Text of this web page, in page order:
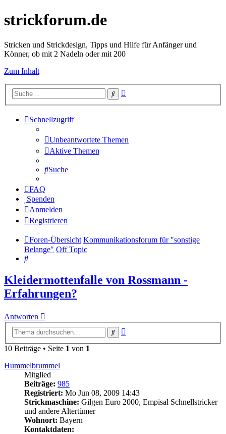
strickforum.de
Stricken und Strickdesign, Tipps und Hilfe für Anfänger und
Könner, ob mit 2 Nadeln oder mit 200
Zum Inhalt
Suche
Schnellzugriff
Unbeantwortete Themen
Aktive Themen
Suche
FAQ
Spenden
Anmelden
Registrieren
Foren-Übersicht Kommunikationsforum für "sonstige
Belange" Off Topic
Suche
Kleidermottenfalle von Rossmann -
Erfahrungen?
Antworten
Suche
10 Beiträge • Seite 1 von 1
Hummelbrummel
Mitglied
Beiträge: 985
Registriert: Mo Jun 08, 2009 14:43
Strickmaschine: Gilgen Euro 2000, Empisal Schnellstricker
und andere Altertümer
Wohnort: Bayern
Kontaktdaten: